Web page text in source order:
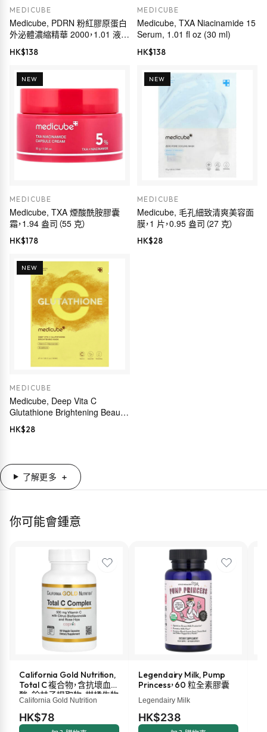
MEDICUBE
Medicube, PDRN 粉紅膠原蛋白
外泌體濃縮精華 2000，1.01 液量
盎司（30 毫升）
HK$138
MEDICUBE
Medicube, TXA Niacinamide 15
Serum, 1.01 fl oz (30 ml)
HK$138
NEW
MEDICUBE
Medicube, TXA 煙酸酰胺膠囊
霜，1.94 盎司（55 克）
HK$178
NEW
MEDICUBE
Medicube, 毛孔細致清爽美容面
膜，1 片，0.95 盎司（27 克）
HK$28
NEW
MEDICUBE
Medicube, Deep Vita C
Glutathione Brightening Beauty
Mask, 1 Sheet, 0.91 fl oz (27
ml)
HK$28
了解更多
你可能會鍾意
California Gold Nutrition,
Total C 複合物，含抗壞血
酸、餘甘子提取物、柑橘生物
類黃酮和玫瑰果提取物，
500 毫克，60 粒素食膠囊
California Gold Nutrition
HK$78
Legendairy Milk, Pump
Princess，60 粒全素膠囊
Legendairy Milk
HK$238